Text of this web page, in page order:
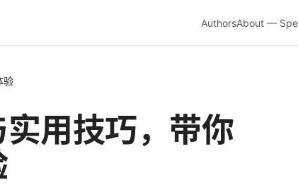
AuthorsAbout —
验
用技巧，带你